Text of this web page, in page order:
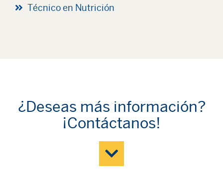
Técnico en Nutrición
¿Deseas más información?
¡Contáctanos!